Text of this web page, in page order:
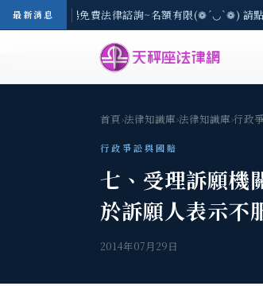
最新消息
-8/3(一) 現場免費法律諮詢~名額有限(❁´◡`❁) 請
首頁›法律知識庫›法律知識庫›行政
行政爭訟與國賠
七、受理訴願機
於訴願人表示不
2014年07月29日